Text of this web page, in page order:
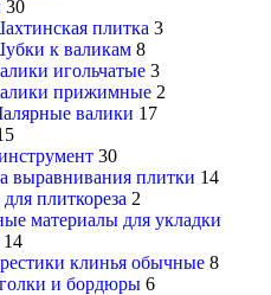
30
плитка 3
к валикам 8
игольчатые 3
прижимные 2
валики 17
30
выравнивания плитки 14
плиткореза 2
материалы для укладки
14
клинья обычные 8
и бордюры 6